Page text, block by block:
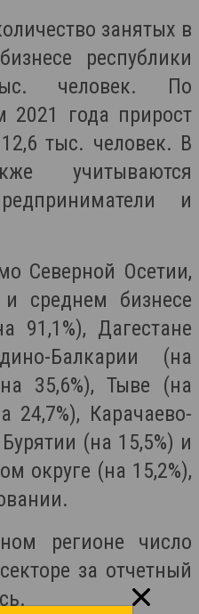
занятых в
республики
человек. По
2021 года прирост
тыс. человек. В
учитываются
и
Северной Осетии,
среднем бизнесе
91,1%), Дагестане
Балкарии (на
35,6%), Тыве (на
24,7%), Карачаево-
(на 15,5%) и
округе (на 15,2%),
регионе число
за отчетный